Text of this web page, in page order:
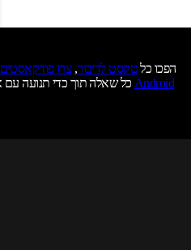
הפכו כלטקסט לדיבור,צרו פודקאסטים
כל שאלה תוך כדי תנועה עם אפליקצייתAndroid